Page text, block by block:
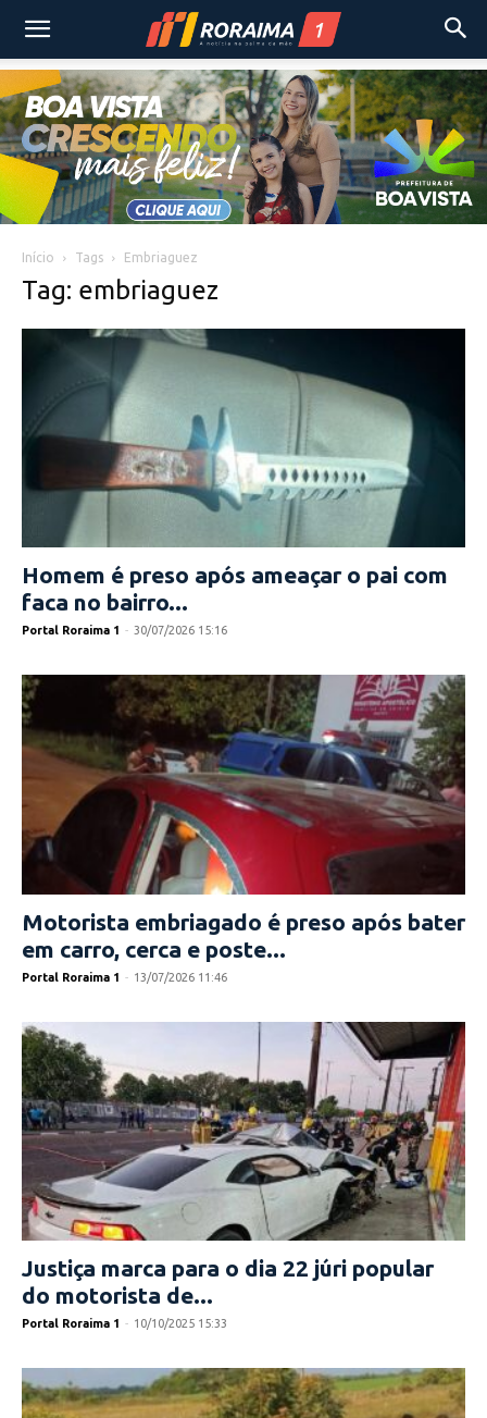
Início Tags Embriaguez
Tag: embriaguez
Homem é preso após ameaçar o pai com
faca no bairro...
Portal Roraima 1 - 30/07/2026 15:16
Motorista embriagado é preso após bater
em carro, cerca e poste...
Portal Roraima 1 - 13/07/2026 11:46
Justiça marca para o dia 22 júri popular
do motorista de...
Portal Roraima 1 - 10/10/2025 15:33